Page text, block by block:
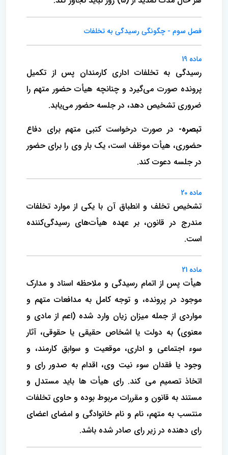
فصل سوم - چگونگی رسیدگی به تخلفات
ماده 19
رسیدگی به تخلفات اداری کارمندان پس از تکمیل
پرونده صورت می‌گیرد و چنانچه هیأت حضور متهم را
ضروری تشخیص دهد، در جلسه حضور می‌یابد.
تبصره- در صورت درخواست کتبی متهم برای دفاع
حضوری، هیأت موظف است، یک بار وی را برای حضور
در جلسه دعوت کند.
ماده 20
تشخیص تخلف و انطباق آن با یکی از موارد تخلفات
مندرج در قانون، بر عهده هیأت‌های رسیدگی‌کننده
است.
ماده 21
هیأت پس از اتمام رسیدگی و ملاحظه اسناد و مدارک
موجود در پرونده، و توجه کامل به مدافعات متهم و
مواردی از جمله میزان زیان وارد شده (اعم از مادی و
معنوی) به دولت یا اشخاص حقیقی یا حقوقی، آثار
سوء اجتماعی و اداری، موقعیت و سوابق کارمند، و
وجود یا فقدان سوء نیت وی، اقدام به صدور رای و
اتخاذ تصمیم می کند. رای هیأت ها باید مستدل و
مستند به قانون و مقررات مربوط بوده و حاوی تخلفات
منتسب به متهم، نام و نام خانوادگی و امضای اعضای
رای دهنده در زیر رای صادر شده باشد.